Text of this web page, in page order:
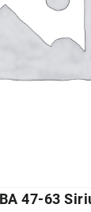
47-63